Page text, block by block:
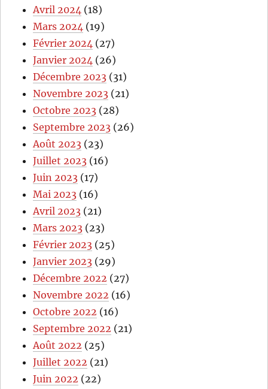
Avril 2024 (18)
Mars 2024 (19)
Février 2024 (27)
Janvier 2024 (26)
Décembre 2023 (31)
Novembre 2023 (21)
Octobre 2023 (28)
Septembre 2023 (26)
Août 2023 (23)
Juillet 2023 (16)
Juin 2023 (17)
Mai 2023 (16)
Avril 2023 (21)
Mars 2023 (23)
Février 2023 (25)
Janvier 2023 (29)
Décembre 2022 (27)
Novembre 2022 (16)
Octobre 2022 (16)
Septembre 2022 (21)
Août 2022 (25)
Juillet 2022 (21)
Juin 2022 (22)